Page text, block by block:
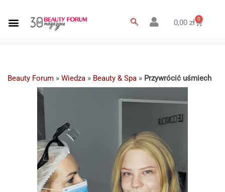
0,00zł 0
Beauty Forum » Wiedza » Beauty & Spa » Przywrócić uśmiech